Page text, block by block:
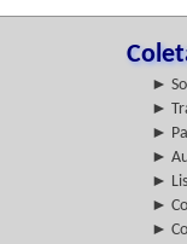
►
►
►
►
►
►
►